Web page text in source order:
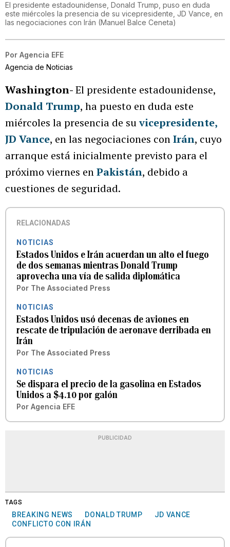
El presidente estadounidense, Donald Trump, puso en duda
este miércoles la presencia de su vicepresidente, JD Vance, en
las negociaciones con Irán (Manuel Balce Ceneta)
Por Agencia EFE
Agencia de Noticias
Washington-El presidente estadounidense,
Donald Trump, ha puesto en duda este
miércoles la presencia de suvicepresidente,
JD Vance, en las negociaciones conIrán, cuyo
arranque está inicialmente previsto para el
próximo viernes enPakistán, debido a
cuestiones de seguridad.
RELACIONADAS
NOTICIAS
Estados Unidos e Irán acuerdan un alto el fuego
de dos semanas mientras Donald Trump
aprovecha una vía de salida diplomática
Por The Associated Press
NOTICIAS
Estados Unidos usó decenas de aviones en
rescate de tripulación de aeronave derribada en
Irán
Por The Associated Press
NOTICIAS
Se dispara el precio de la gasolina en Estados
Unidos a $4.10 por galón
Por Agencia EFE
PUBLICIDAD
TAGS
BREAKING NEWS DONALD TRUMP
JD VANCE
CONFLICTO CON IRÁN